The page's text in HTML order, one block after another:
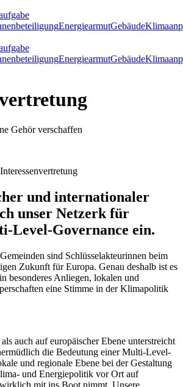
EnergiearmutGebäude
EnergiearmutGebäude
Gehör verschaffen
Interessenvertretung
und internationaler
unser Netzerk für
Level-Governance ein.
sind Schlüsselakteurinnen beim
Zukunft für Europa. Genau deshalb ist es
besonderes Anliegen, lokalen und
eine Stimme in der Klimapolitik
auch auf europäischer Ebene unterstreicht
die Bedeutung einer Multi-Level-
und regionale Ebene bei der Gestaltung
und Energiepolitik vor Ort auf
mit ins Boot nimmt. Unsere